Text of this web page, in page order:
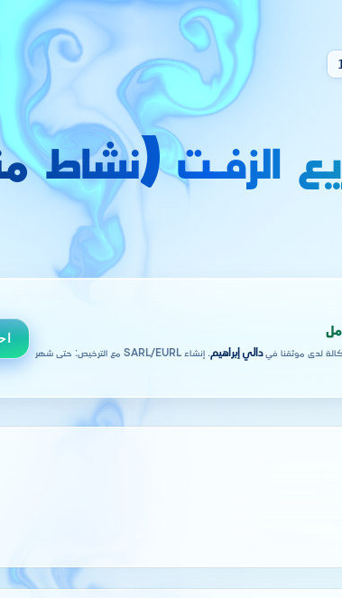
الزفـت (نشاط
لدى موثقنا فيدالي إبراهيم
. إنشاء SARL/EURL مع الترخيص: حتى شهر